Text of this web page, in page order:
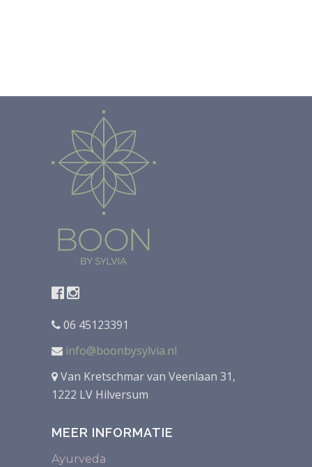
06 45123391
info@boonbysylvia.nl
Van Kretschmar van Veenlaan 31,
1222 LV Hilversum
MEER INFORMATIE
Ayurveda